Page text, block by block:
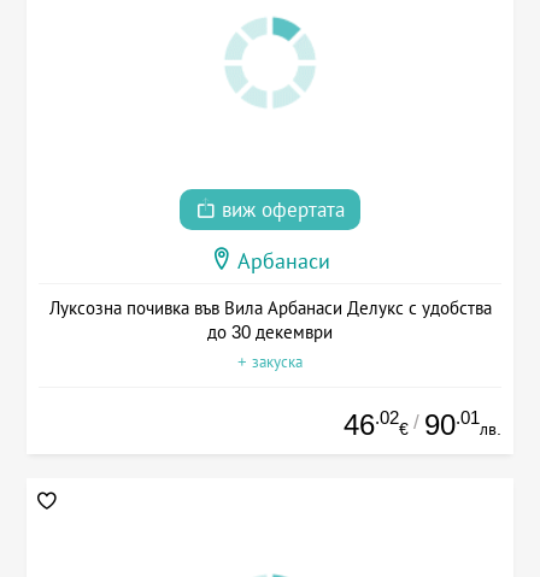
виж офертата
Арбанаси
Луксозна почивка във Вила Арбанаси Делукс с удобства
до 30 декември
+ закуска
46.02
€ / 90.01
лв.